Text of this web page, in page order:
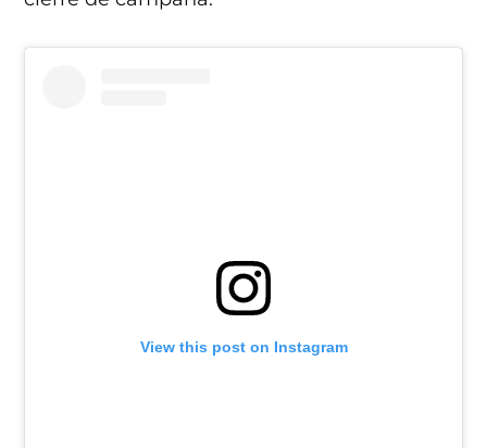
View this post on Instagram